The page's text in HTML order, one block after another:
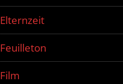
Elternzeit
Feuilleton
Film